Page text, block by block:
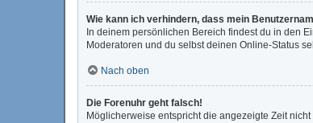
Wie kann ich verhindern, dass mein
In deinem persönlichen Bereich findest du in den
Moderatoren und du selbst deinen Online-Status
Nach oben
Die Forenuhr geht falsch!
Möglicherweise entspricht die angezeigte Zeit